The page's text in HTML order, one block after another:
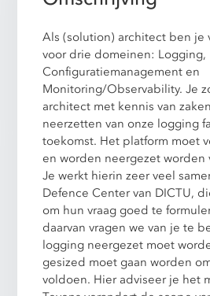
Als (solution) architect ben je
voor drie domeinen: Logging,
Configuratiemanagement en
Monitoring/Observability. Je
architect met kennis van
neerzetten van onze logging
toekomst. Het platform moet
en worden neergezet worden
Je werkt hierin zeer veel
Defence Center van DICTU,
om hun vraag goed te
daarvan vragen we van je te
logging neergezet moet
gesized moet gaan worden
voldoen. Hier adviseer je het